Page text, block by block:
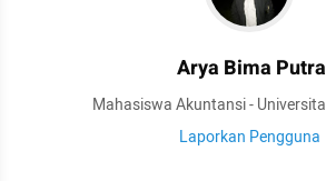
Arya Bima Putra
Mahasiswa Akuntansi -
Laporkan Pengguna